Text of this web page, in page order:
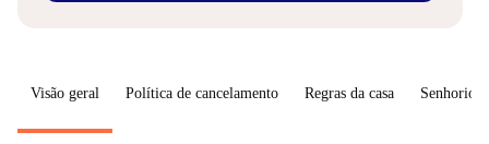
Visão geral Política de cancelamento Regras da casa Senhorio